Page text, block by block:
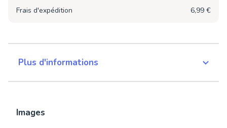
Frais d'expédition
6,99 €
Plus d'informations
Images